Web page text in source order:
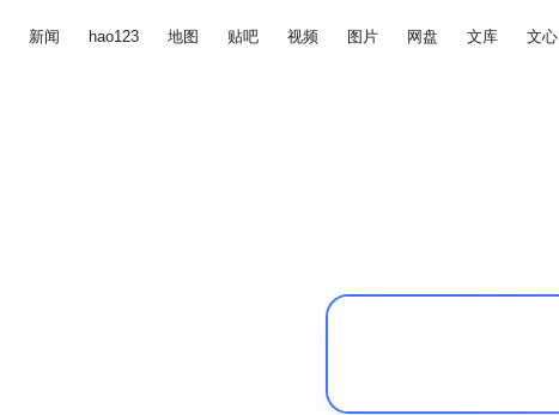
新闻 hao123 地图 贴吧 视频 图片 网盘 文库 文心